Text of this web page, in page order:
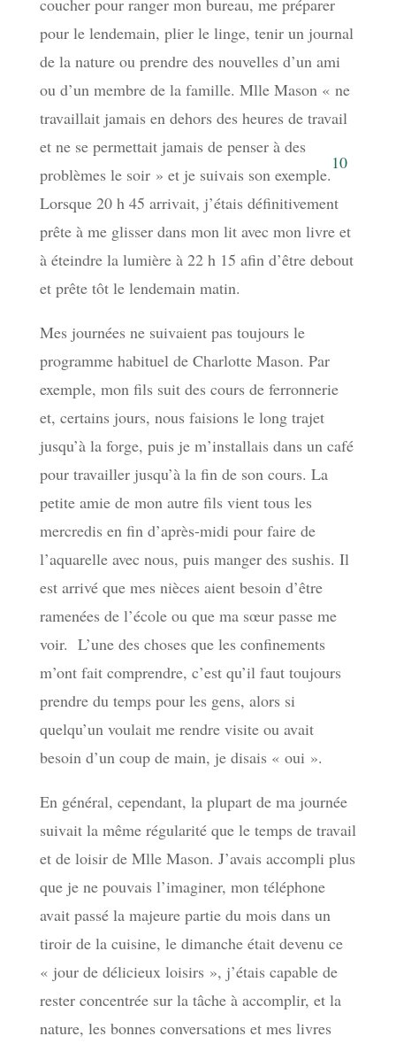
coucher pour ranger mon bureau, me préparer
pour le lendemain, plier le linge, tenir un journal
de la nature ou prendre des nouvelles d’un ami
ou d’un membre de la famille. Mlle Mason « ne
travaillait jamais en dehors des heures de travail
et ne se permettait jamais de penser à des
problèmes le soir » et je suivais son exemple.
10
Lorsque 20 h 45 arrivait, j’étais définitivement
prête à me glisser dans mon lit avec mon livre et
à éteindre la lumière à 22 h 15 afin d’être debout
et prête tôt le lendemain matin.
Mes journées ne suivaient pas toujours le
programme habituel de Charlotte Mason. Par
exemple, mon fils suit des cours de ferronnerie
et, certains jours, nous faisions le long trajet
jusqu’à la forge, puis je m’installais dans un café
pour travailler jusqu’à la fin de son cours. La
petite amie de mon autre fils vient tous les
mercredis en fin d’après-midi pour faire de
l’aquarelle avec nous, puis manger des sushis. Il
est arrivé que mes nièces aient besoin d’être
ramenées de l’école ou que ma sœur passe me
voir. L’une des choses que les confinements
m’ont fait comprendre, c’est qu’il faut toujours
prendre du temps pour les gens, alors si
quelqu’un voulait me rendre visite ou avait
besoin d’un coup de main, je disais « oui ».
En général, cependant, la plupart de ma journée
suivait la même régularité que le temps de travail
et de loisir de Mlle Mason. J’avais accompli plus
que je ne pouvais l’imaginer, mon téléphone
avait passé la majeure partie du mois dans un
tiroir de la cuisine, le dimanche était devenu ce
« jour de délicieux loisirs », j’étais capable de
rester concentrée sur la tâche à accomplir, et la
nature, les bonnes conversations et mes livres